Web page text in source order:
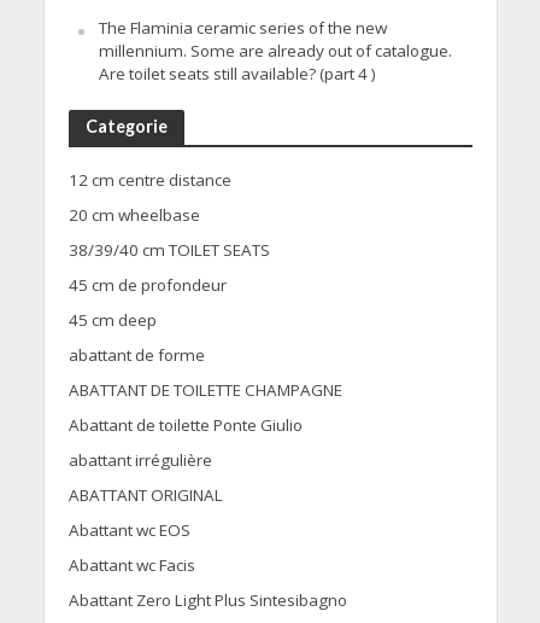
The Flaminia ceramic series of the new
millennium. Some are already out of catalogue.
Are toilet seats still available? (part 4 )
Categorie
12 cm centre distance
20 cm wheelbase
38/39/40 cm TOILET SEATS
45 cm de profondeur
45 cm deep
abattant de forme
ABATTANT DE TOILETTE CHAMPAGNE
Abattant de toilette Ponte Giulio
abattant irrégulière
ABATTANT ORIGINAL
Abattant wc EOS
Abattant wc Facis
Abattant Zero Light Plus Sintesibagno